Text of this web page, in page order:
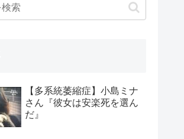
【多系統萎縮症】小島ミナ
さん『彼女は安楽死を選ん
だ』